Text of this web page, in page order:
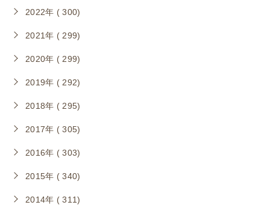
2022年 ( 300)
2021年 ( 299)
2020年 ( 299)
2019年 ( 292)
2018年 ( 295)
2017年 ( 305)
2016年 ( 303)
2015年 ( 340)
2014年 ( 311)